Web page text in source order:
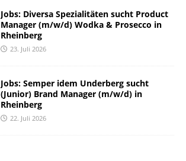
Jobs: Diversa Spezialitäten sucht Product
Manager (m/w/d) Wodka & Prosecco in
Rheinberg
23. Juli 2026
Jobs: Semper idem Underberg sucht
(Junior) Brand Manager (m/w/d) in
Rheinberg
22. Juli 2026